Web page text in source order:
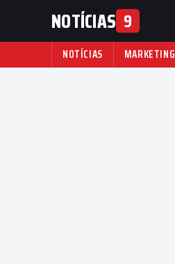
NOTÍCIAS 9
NOTÍCIAS MARKETING